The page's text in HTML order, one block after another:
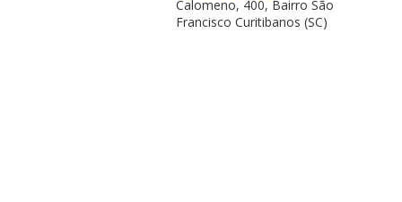
Calomeno, 400, Bairro São
Francisco Curitibanos (SC)